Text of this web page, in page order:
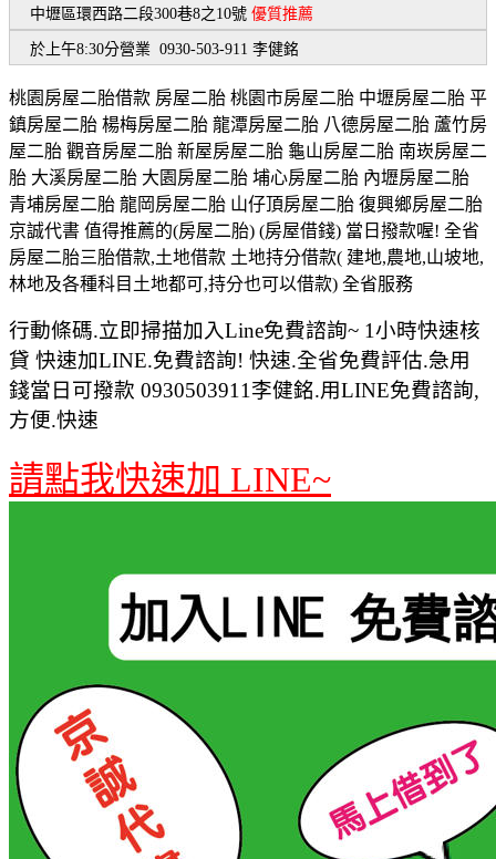
中壢區環西路二段300巷8之10號 優質推薦
於上午8:30分營業 0930-503-911 李健銘
桃園房屋二胎借款 房屋二胎 桃園市房屋二胎 中壢房屋二胎 平
鎮房屋二胎 楊梅房屋二胎 龍潭房屋二胎 八德房屋二胎 蘆竹房
屋二胎 觀音房屋二胎 新屋房屋二胎 龜山房屋二胎 南崁房屋二
胎 大溪房屋二胎 大園房屋二胎 埔心房屋二胎 內壢房屋二胎
青埔房屋二胎 龍岡房屋二胎 山仔頂房屋二胎 復興鄉房屋二胎
京誠代書 值得推薦的(房屋二胎) (房屋借錢) 當日撥款喔! 全省
房屋二胎三胎借款,土地借款 土地持分借款( 建地,農地,山坡地,
林地及各種科目土地都可,持分也可以借款) 全省服務
行動條碼.立即掃描加入Line免費諮詢~ 1小時快速核
貸 快速加LINE.免費諮詢! 快速.全省免費評估.急用
錢當日可撥款 0930503911李健銘.用LINE免費諮詢,
方便.快速
請點我快速加 LINE~